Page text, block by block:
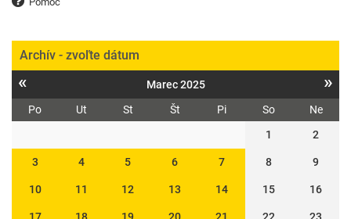
Archív - zvoľte dátum
« Marec 2025 »
Po Ut St Št Pi So
Ne
1
2
3 4 5 6 7 8 9
10 11 12 13 14 15 16